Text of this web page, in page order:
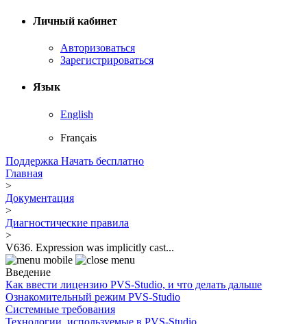
Личный кабинет
Авторизоваться
Зарегистрироваться
Язык
English
Français
Поддержка Начать бесплатно
Главная
>
Документация
>
Диагностические правила
>
V636. Expression was implicitly cast...
Введение
Как ввести лицензию PVS-Studio, и что делать дальше
Ознакомительный режим PVS-Studio
Системные требования
Технологии, используемые в PVS-Studio